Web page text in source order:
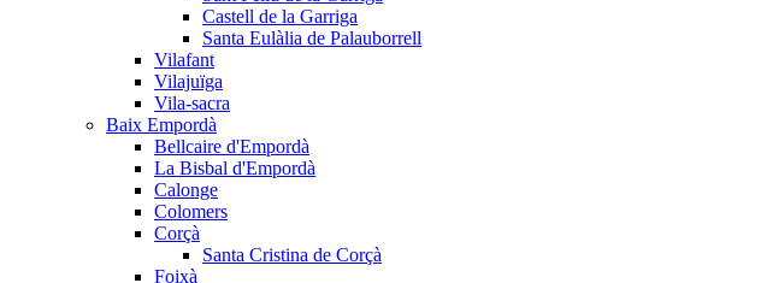
Castell de la Garriga
Santa Eulàlia de Palauborrell
Vilafant
Vilajuïga
Vila-sacra
Baix Empordà
Bellcaire d'Empordà
La Bisbal d'Empordà
Calonge
Colomers
Corçà
Santa Cristina de Corçà
Foixà